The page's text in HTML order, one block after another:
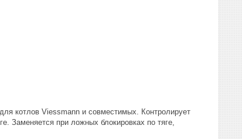
котлов Viessmann и совместимых. Контролирует
Заменяется при ложных блокировках по тяге,